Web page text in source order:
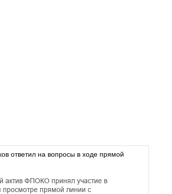
ответил на вопросы в ходе прямой
актив ФПОКО принял участие в
просмотре прямой линии с